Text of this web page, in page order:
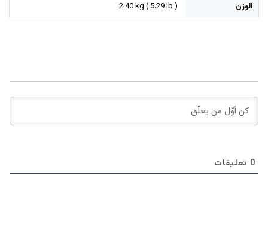
الوزن
2.40 kg ( 5.29 lb )
0 تعليقات